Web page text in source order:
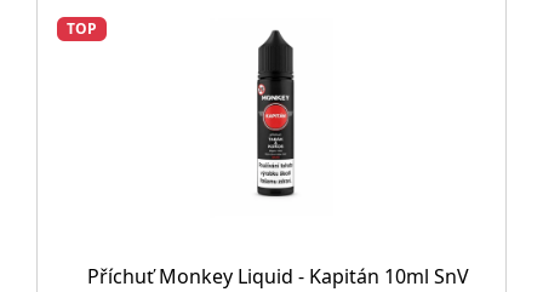
TOP
Příchuť Monkey Liquid - Kapitán 10ml SnV